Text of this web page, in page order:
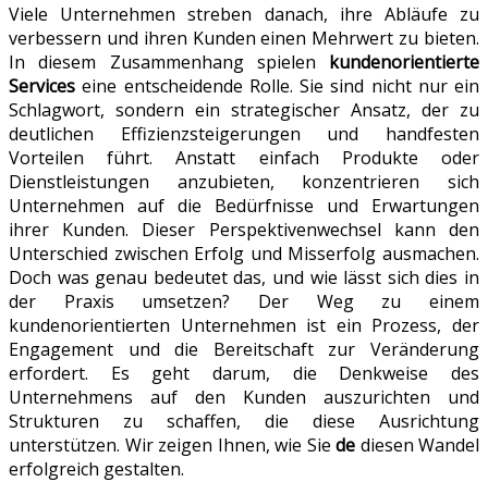
Viele Unternehmen streben danach, ihre Abläufe zu
verbessern und ihren Kunden einen Mehrwert zu bieten.
In diesem Zusammenhang spielen kundenorientierte
Services eine entscheidende Rolle. Sie sind nicht nur ein
Schlagwort, sondern ein strategischer Ansatz, der zu
deutlichen Effizienzsteigerungen und handfesten
Vorteilen führt. Anstatt einfach Produkte oder
Dienstleistungen anzubieten, konzentrieren sich
Unternehmen auf die Bedürfnisse und Erwartungen
ihrer Kunden. Dieser Perspektivenwechsel kann den
Unterschied zwischen Erfolg und Misserfolg ausmachen.
Doch was genau bedeutet das, und wie lässt sich dies in
der Praxis umsetzen? Der Weg zu einem
kundenorientierten Unternehmen ist ein Prozess, der
Engagement und die Bereitschaft zur Veränderung
erfordert. Es geht darum, die Denkweise des
Unternehmens auf den Kunden auszurichten und
Strukturen zu schaffen, die diese Ausrichtung
unterstützen. Wir zeigen Ihnen, wie Sie de diesen Wandel
erfolgreich gestalten.